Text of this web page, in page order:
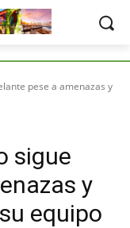
pese a amenazas y
sigue
y
equipo